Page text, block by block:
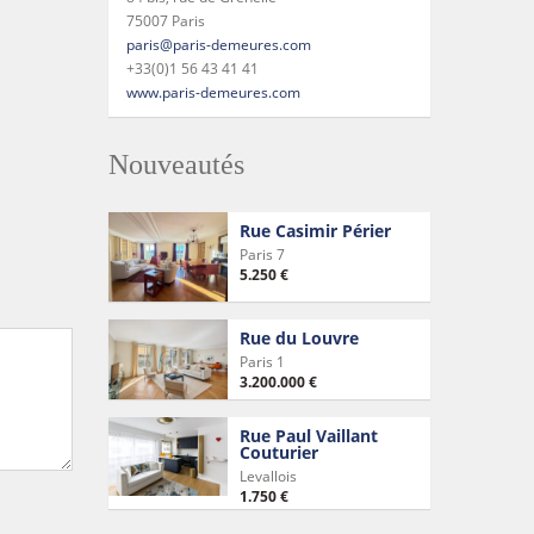
75007 Paris
paris@paris-demeures.com
+33(0)1 56 43 41 41
www.paris-demeures.com
Nouveautés
Rue Casimir Périer
Paris 7
5.250 €
Rue du Louvre
Paris 1
3.200.000 €
Rue Paul Vaillant
Couturier
Levallois
1.750 €